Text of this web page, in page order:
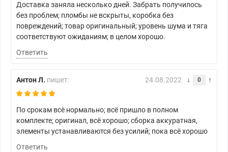
Доставка заняла несколько дней. Забрать получилось
без проблем; пломбы не вскрыты, коробка без
повреждений; товар оригинальный; уровень шума и тяга
соответствуют ожиданиям; в целом хорошо.
Ответить
Антон Л. пишет: 24.08.2022 0
По срокам всё нормально; всё пришло в полном
комплекте; оригинал, всё хорошо; сборка аккуратная,
элементы устанавливаются без усилий; пока всё хорошо
Ответить